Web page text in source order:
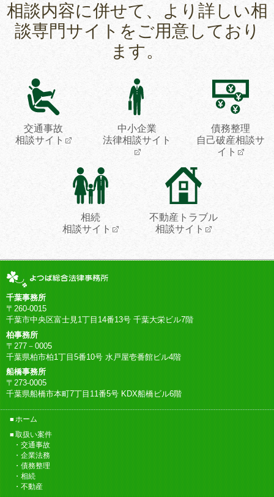
相談内容に併せて、より詳しい相
談専門サイトをご用意しており
ます。
交通事故
相談サイト
中小企業
法律相談サイト
債務整理
自己破産相談サ
イト
相続
相談サイト
不動産トラブル
相談サイト
千葉事務所
〒260-0015
千葉市中央区富士見1丁目14番13号 千葉大栄ビル7階
柏事務所
〒277－0005
千葉県柏市柏1丁目5番10号 水戸屋壱番館ビル4階
船橋事務所
〒273-0005
千葉県船橋市本町7丁目11番5号 KDX船橋ビル6階
ホーム
取扱い案件
交通事故
企業法務
債務整理
相続
不動産